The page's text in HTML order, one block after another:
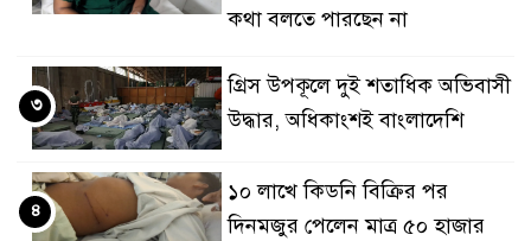
কথা বলতে পারছেন না
গ্রিস উপকূলে দুই শতাধিক অভিবাসী
উদ্ধার, অধিকাংশই বাংলাদেশি
৩
১০ লাখে কিডনি বিক্রির পর
দিনমজুর পেলেন মাত্র ৫০ হাজার
৪